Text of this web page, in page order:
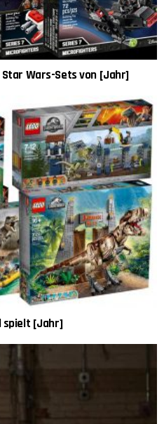
Star Wars-Sets von [Jahr]
spielt [Jahr]